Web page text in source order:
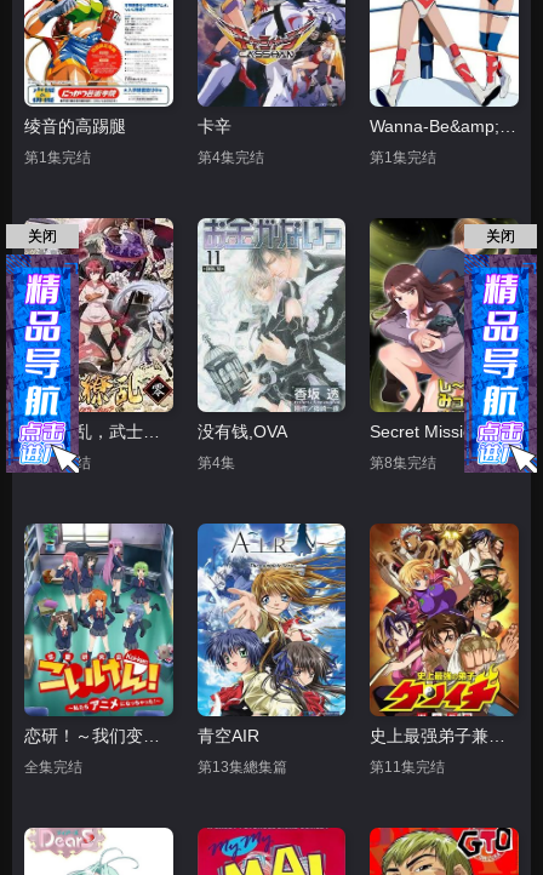
绫音的高踢腿
第1集完结
卡辛
第4集完结 第1集完结
第2集完结
没有钱,OVA
第4集
Secret Mission潜入捜査官绝对不会输
第8集完结
全集完结
青空AIR
第13集總集篇 第11集完结
关闭 关闭